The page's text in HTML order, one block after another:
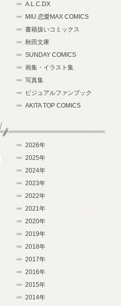
A.L.C.DX
MIU 恋愛MAX COMICS
書籍扱いコミックス
秋田文庫
SUNDAY COMICS
画集・イラスト集
写真集
ビジュアルファンブック
AKITA TOP COMICS
2026年
2025年
2024年
2023年
2022年
2021年
2020年
2019年
2018年
2017年
2016年
2015年
2014年